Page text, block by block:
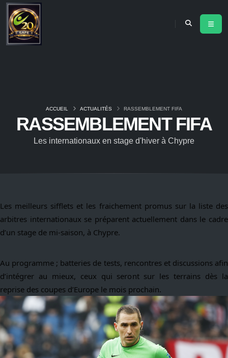
RASSEMBLEMENT FIFA
Les internationaux en stage d'hiver à Chypre
ACCUEIL ACTUALITÉS RASSEMBLEMENT FIFA
Les meilleurs sifflets et les fraichement promus sur la liste des
arbitres internationaux se préparent actuellement dans le cadre
d’un stage de mi-saison, à Chypre.
Au programme ; batteries de tests, rencontres et discussions afin
d’intégrer au mieux, ceux qui seront sur les terrains dès la
reprise des coupes d’Europe le mois prochain.